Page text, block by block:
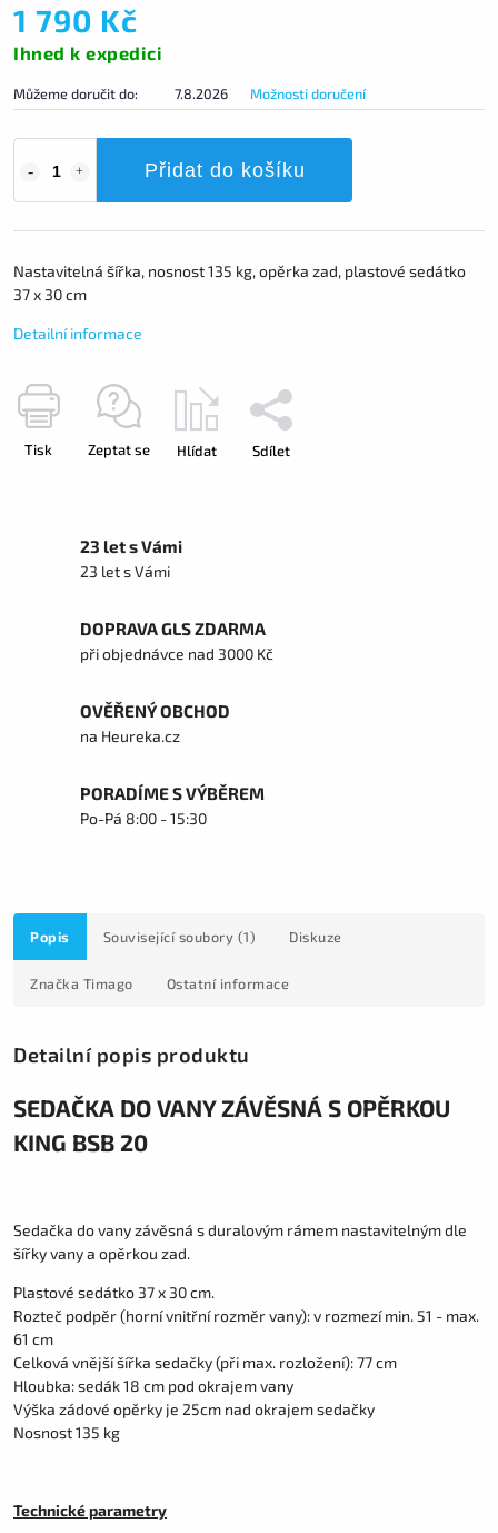
1 790 Kč
Ihned k expedici
Můžeme doručit do: 7.8.2026 Možnosti doručení
Přidat do košíku
Nastavitelná šířka, nosnost 135 kg, opěrka zad, plastové sedátko
37 x 30 cm
Detailní informace
Tisk Zeptat se Hlídat Sdílet
23 let s Vámi
23 let s Vámi
DOPRAVA GLS ZDARMA
při objednávce nad 3000 Kč
OVĚŘENÝ OBCHOD
na Heureka.cz
PORADÍME S VÝBĚREM
Po-Pá 8:00 - 15:30
Popis Související soubory (1) Diskuze
Značka Timago Ostatní informace
Detailní popis produktu
SEDAČKA DO VANY ZÁVĚSNÁ S OPĚRKOU
KING BSB 20
Sedačka do vany závěsná s duralovým rámem nastavitelným dle
šířky vany a opěrkou zad.
Plastové sedátko 37 x 30 cm.
Rozteč podpěr (horní vnitřní rozměr vany): v rozmezí min. 51 - max.
61 cm
Celková vnější šířka sedačky (při max. rozložení): 77 cm
Hloubka: sedák 18 cm pod okrajem vany
Výška zádové opěrky je 25cm nad okrajem sedačky
Nosnost 135 kg
Technické parametry